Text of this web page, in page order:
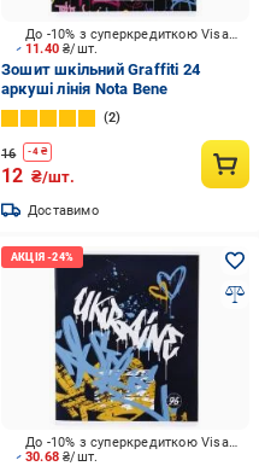
11.40₴/шт.
До -10% з суперкредиткою Visa Вигода
Зошит шкільний Graffiti 24
аркуші лінія Nota Bene
2
16 -4₴
12 ₴/шт.
Доставимо
30.68₴/шт.
До -10% з суперкредиткою Visa Вигода